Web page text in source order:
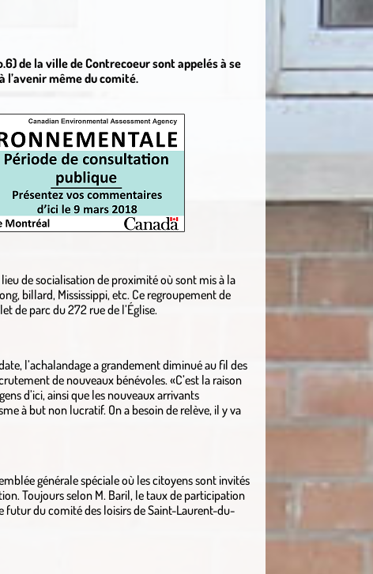
de la ville de Contrecoeur sont appelés à se
l’avenir même du comité.
de socialisation de proximité où sont mis à la
billard, Mississippi, etc. Ce regroupement de
de parc du 272 rue de l’Église.
l’achalandage a grandement diminué au fil des
de nouveaux bénévoles. «C’est la raison
d’ici, ainsi que les nouveaux arrivants
à but non lucratif. On a besoin de relève, il y va
générale spéciale où les citoyens sont invités
Toujours selon M. Baril, le taux de participation
futur du comité des loisirs de Saint-Laurent-du-